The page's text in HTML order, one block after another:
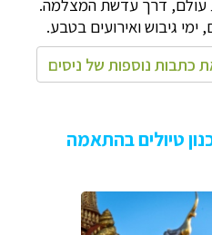
ימי גיבוש ואירועים בטבע.
כתבות נוספות של ניסים
טיולים בהתאמה